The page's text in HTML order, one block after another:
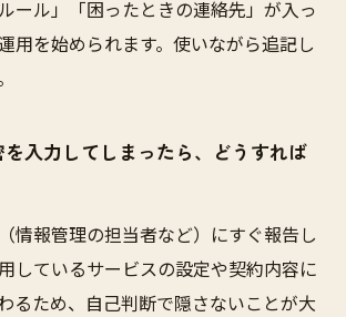
ール」「困ったときの連絡先」が入っ
用を始められます。使いながら追記し
入力してしまったら、どうすれば
情報管理の担当者など）にすぐ報告し
しているサービスの設定や契約内容に
るため、自己判断で隠さないことが大